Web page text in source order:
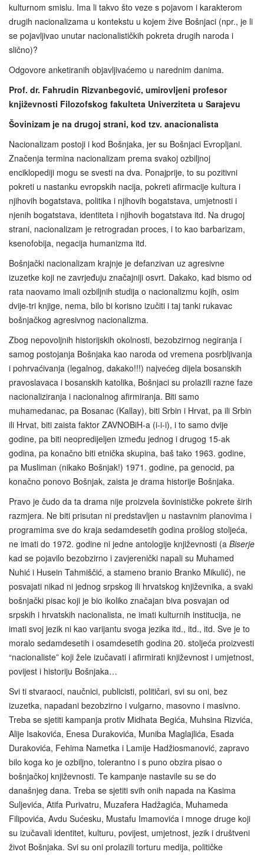
kulturnom smislu. Ima li takvo što veze s pojavom i karakterom
drugih nacionalizama u kontekstu u kojem žive Bošnjaci (npr., je li
se pojavljivao unutar nacionalističkih pokreta drugih naroda i
slično)?
Odgovore anketiranih objavljivaćemo u narednim danima.
Prof. dr. Fahrudin Rizvanbegović, umirovljeni profesor
književnosti Filozofskog fakulteta Univerziteta u Sarajevu
Šovinizam je na drugoj strani, kod tzv. anacionalista
Nacionalizam postoji i kod Bošnjaka, jer su Bošnjaci Evropljani.
Značenja termina nacionalizam prema svakoj ozbiljnoj
enciklopediji mogu se svesti na dva. Ponajprije, to su pozitivni
pokreti u nastanku evropskih nacija, pokreti afirmacije kultura i
njihovih bogatstava, politika i njihovih bogatstava, umjetnosti i
njenih bogatstava, identiteta i njihovih bogatstava itd. Na drugoj
strani, nacionalizam je retrogradan proces, i to kao barbarizam,
ksenofobija, negacija humanizma itd.
Bošnjački nacionalizam krajnje je defanzivan uz agresivne
izuzetke koji ne zavrjeđuju značajniji osvrt. Dakako, kad bismo od
rata naovamo imali ozbiljnih studija o nacionalizmu kojih, osim
dvije-tri knjige, nema, bilo bi korisno izučiti i taj tanki rukavac
bošnjačkog agresivnog nacionalizma.
Zbog nepovoljnih historijskih okolnosti, bezobzirnog negiranja i
samog postojanja Bošnjaka kao naroda od vremena posrbljivanja
i pohrvaćivanja (legalnog, dakako!!!) najvećeg dijela bosanskih
pravoslavaca i bosanskih katolika, Bošnjaci su prolazili razne faze
nacionaliziranja i nacionalnog afirmiranja. Biti samo
muhamedanac, pa Bosanac (Kallay), biti Srbin i Hrvat, pa ili Srbin
ili Hrvat, biti zaista faktor ZAVNOBiH-a (i-i-i), i to samo dvije
godine, pa biti neopredijeljen između jednog i drugog 15-ak
godina, pa konačno biti etnička skupina, baš tako 1963. godine,
pa Musliman (nikako Bošnjak!) 1971. godine, pa genocid, pa
konačno ponovo Bošnjak, zaista je drama historije Bošnjaka.
Pravo je čudo da ta drama nije proizvela šovinističke pokrete širih
razmjera. Ne biti prisutan ni predstavljen u nastavnim planovima i
programima sve do kraja sedamdesetih godina prošlog stoljeća,
ne imati do 1972. godine ni jedne antologije književnosti (a Biserje
kad se pojavilo bezobzirno i zavjerenički napali su Muhamed
Nuhić i Husein Tahmiščić, a stameno branio Branko Mikulić), ne
posvajati nikad ni jednog srpskog ili hrvatskog književnika, a svaki
bošnjački pisac koji je bio ikoliko značajan biva posvajan od
srpskih i hrvatskih nacionalista, ne imati kulturnih institucija, ne
imati svoj jezik ni kao varijantu svoga jezika itd., itd., itd. Sve je to
moralo sedamdesetih i osamdesetih godina 20. stoljeća proizvesti
“nacionaliste” koji žele izučavati i afirmirati književnost i umjetnost,
povijest i historiju Bošnjaka…
Svi ti stvaraoci, naučnici, publicisti, političari, svi su oni, bez
izuzetka, napadani bezobzirno i vulgarno, masovno i masivno.
Treba se sjetiti kampanja protiv Midhata Begića, Muhsina Rizvića,
Alije Isakovića, Enesa Durakovića, Muniba Maglajlića, Esada
Durakovića, Fehima Nametka i Lamije Hadžiosmanović, zapravo
bilo koga ko je ozbiljno, tolerantno i s puno obzira pisao o
bošnjačkoj književnosti. Te kampanje nastavile su se do
današnjeg dana. Treba se sjetiti svih onih napada na Kasima
Suljevića, Atifa Purivatru, Muzafera Hadžagića, Muhameda
Filipovića, Avdu Sućesku, Mustafu Imamovića i mnoge druge koji
su izučavali identitet, kulturu, povijest, umjetnost, jezik i društveni
život Bošnjaka. Svi su oni prolazili torturu medija, političke